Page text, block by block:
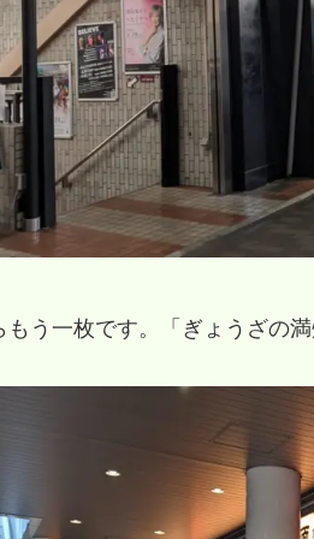
もう一枚です。「ぎょうざの